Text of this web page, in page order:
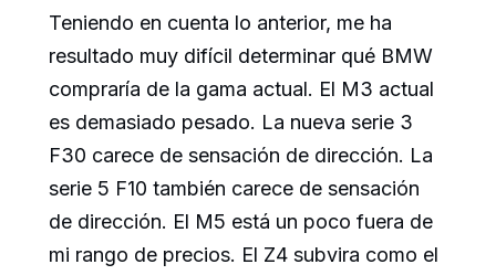
Teniendo en cuenta lo anterior, me ha
resultado muy difícil determinar qué BMW
compraría de la gama actual. El M3 actual
es demasiado pesado. La nueva serie 3
F30 carece de sensación de dirección. La
serie 5 F10 también carece de sensación
de dirección. El M5 está un poco fuera de
mi rango de precios. El Z4 subvira como el